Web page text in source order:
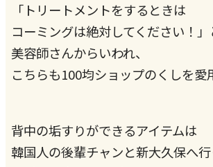
「トリートメントをするときは
コーミングは絶対してください！」
美容師さんからいわれ、
こちらも100均ショップのくしを愛
背中の垢すりができるアイテムは
韓国人の後輩チャンと新大久保へ